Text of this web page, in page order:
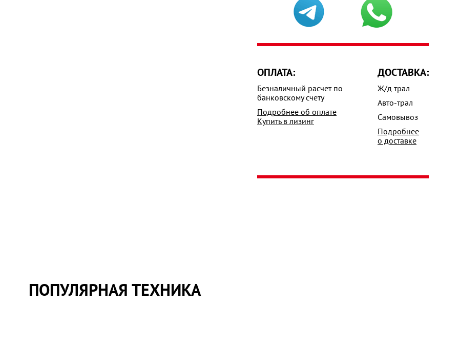
ОПЛАТА:
Безналичный расчет по
банковскому счету
Подробнее об оплате
Купить в лизинг
ДОСТАВКА:
Ж/д трал
Авто-трал
Самовывоз
Подробнее
о доставке
ПОПУЛЯРНАЯ ТЕХНИКА